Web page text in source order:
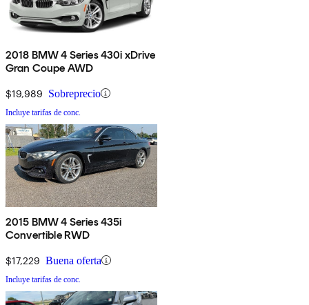
2018 BMW 4 Series 430i xDrive
Gran Coupe AWD
$19,989 Sobreprecio
Incluye tarifas de conc.
2015 BMW 4 Series 435i
Convertible RWD
$17,229 Buena oferta
Incluye tarifas de conc.